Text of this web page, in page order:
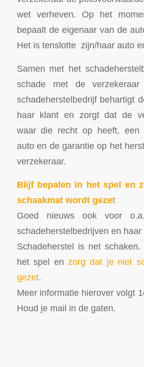
wet verheven. Op het
bepaalt de eigenaar van de
Het is tenslotte zijn/haar auto
Samen met het
schade met de
schadeherstelbedrijf behartigt
haar klant en zorgt dat de
waar die recht op heeft, een
auto en de garantie op het
verzekeraar.
Blijf bepalen in het spel en
schaakmat wordt gezet
Goed nieuws ook voor
schadeherstelbedrijven en haar
Schadeherstel is net
het spel enzorg dat je niet
gezet.
Meer informatie hierover volgt
Houd je mail in de gaten.